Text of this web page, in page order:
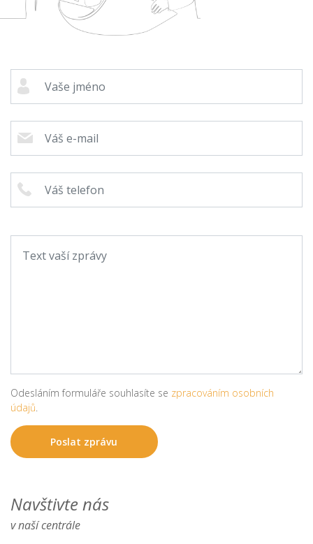
Odesláním formuláře souhlasíte se zpracováním osobních
údajů
Navštivte nás
v naší centrále